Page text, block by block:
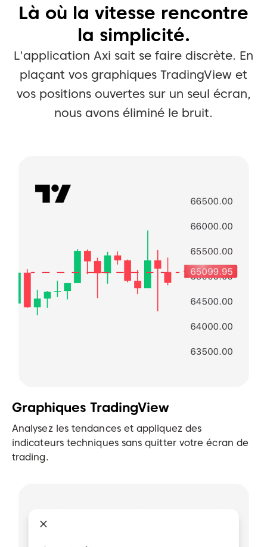
Là où la vitesse rencontre
la simplicité.
L'application Axi sait se faire discrète. En
plaçant vos graphiques TradingView et
vos positions ouvertes sur un seul écran,
nous avons éliminé le bruit.
Graphiques TradingView
Analysez les tendances et appliquez des
indicateurs techniques sans quitter votre écran de
trading.